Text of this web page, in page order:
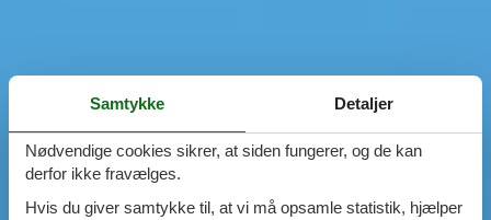
Samtykke Detaljer
Nødvendige cookies sikrer, at siden fungerer, og de kan
derfor ikke fravælges.
Hvis du giver samtykke til, at vi må opsamle statistik, hjælper